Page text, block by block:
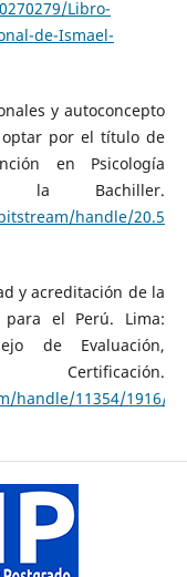
Libro-
de-Ismael-
y autoconcepto
optar por el título de
en Psicología
la Bachiller.
handle/
y acreditación de la
para el Perú. Lima:
de Evaluación,
handle/11354/1916/